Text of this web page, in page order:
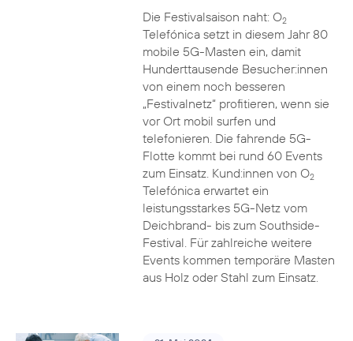
Die Festivalsaison naht: O2
Telefónica setzt in diesem Jahr 80
mobile 5G-Masten ein, damit
Hunderttausende Besucher:innen
von einem noch besseren
„Festivalnetz“ profitieren, wenn sie
vor Ort mobil surfen und
telefonieren. Die fahrende 5G-
Flotte kommt bei rund 60 Events
zum Einsatz. Kund:innen von O2
Telefónica erwartet ein
leistungsstarkes 5G-Netz vom
Deichbrand- bis zum Southside-
Festival. Für zahlreiche weitere
Events kommen temporäre Masten
aus Holz oder Stahl zum Einsatz.